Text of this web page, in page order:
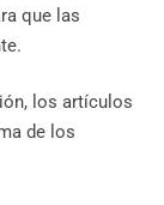
que las
los artículos
de los